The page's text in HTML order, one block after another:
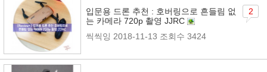
입문용 드론 추천 : 호버링으로 흔들림 없
는 카메라 720p 촬영 JJRC
2
씩씩잉 2018-11-13 조회수 3424